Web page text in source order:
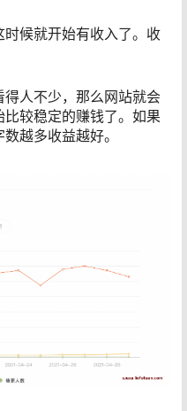
候就开始有收入了。收
人不少，那么网站就会
较稳定的赚钱了。如果
越多收益越好。